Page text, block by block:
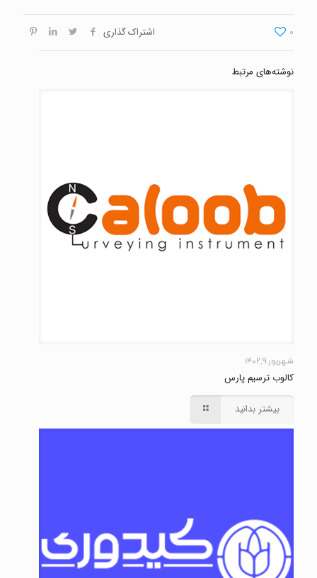
اشتراک گذاری 0
نوشته‌های مرتبط
شهریور ۹, ۱۴۰۲
کالوب ترسیم پارس
بیشتر بدانید